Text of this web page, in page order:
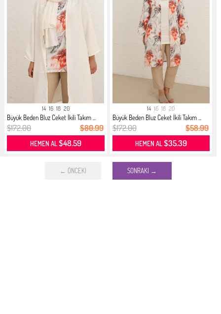
14 16 18 20
Büyük Beden Bluz Ceket İkili Takım ...
$172.00 $80.99
HEMEN AL$48.59
14 16 18 20
Büyük Beden Bluz Ceket İkili Takım ...
$172.00 $58.99
HEMEN AL$35.39
← ÖNCEKI SONRAKI →